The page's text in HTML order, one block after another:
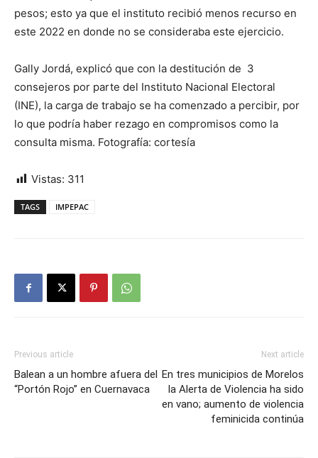
pesos; esto ya que el instituto recibió menos recurso en
este 2022 en donde no se consideraba este ejercicio.
Gally Jordá, explicó que con la destitución de 3
consejeros por parte del Instituto Nacional Electoral
(INE), la carga de trabajo se ha comenzado a percibir, por
lo que podría haber rezago en compromisos como la
consulta misma. Fotografía: cortesía
Vistas: 311
TAGS IMPEPAC
Previous article
Balean a un hombre afuera del
“Portón Rojo” en Cuernavaca
Next article
En tres municipios de Morelos
la Alerta de Violencia ha sido
en vano; aumento de violencia
feminicida continúa